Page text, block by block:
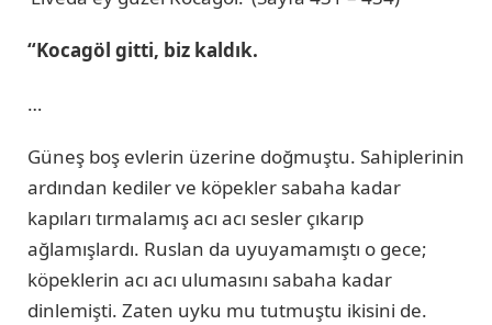
“Kocagöl gitti, biz kaldık.
…
Güneş boş evlerin üzerine doğmuştu. Sahiplerinin
ardından kediler ve köpekler sabaha kadar
kapıları tırmalamış acı acı sesler çıkarıp
ağlamışlardı. Ruslan da uyuyamamıştı o gece;
köpeklerin acı acı ulumasını sabaha kadar
dinlemişti. Zaten uyku mu tutmuştu ikisini de.